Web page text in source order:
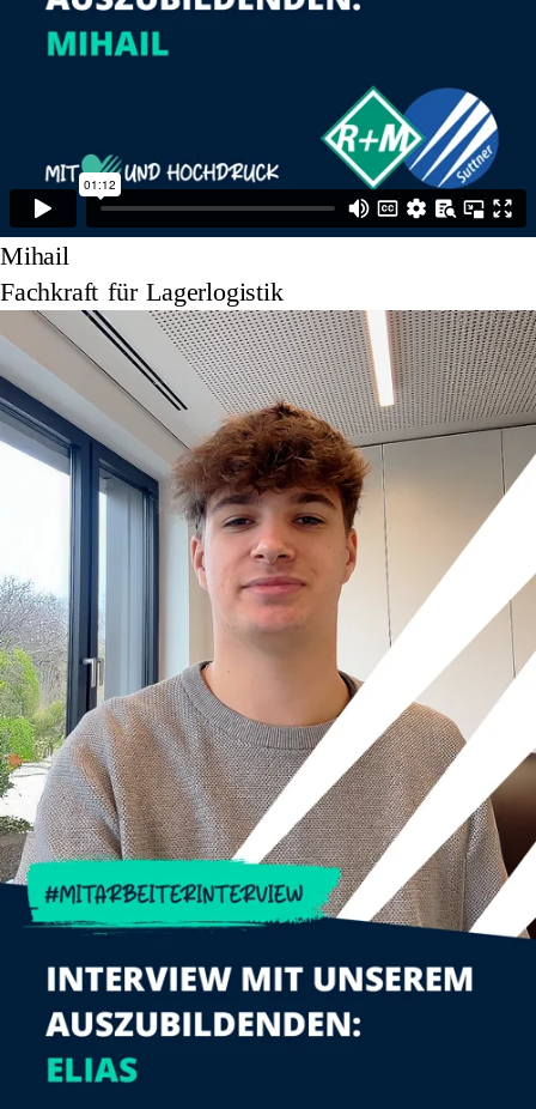
Mihail
Fachkraft für Lagerlogistik